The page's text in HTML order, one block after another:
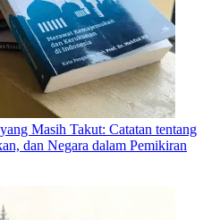
Masih Takut: Catatan tentang
dan Negara dalam Pemikiran